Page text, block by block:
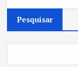
Pesquisar